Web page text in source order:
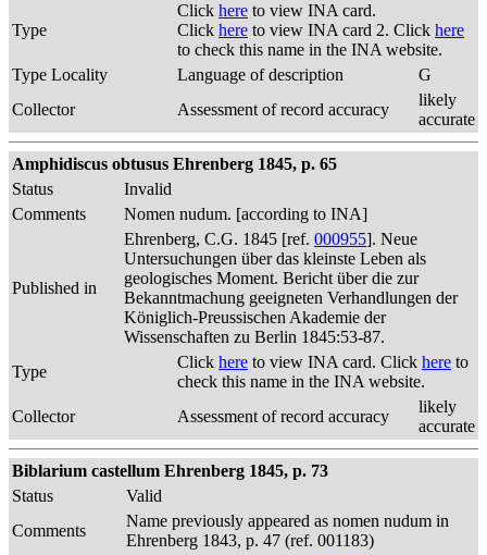
Type
Click here to view INA card.
Click here to view INA card 2. Click here
to check this name in the INA website.
Type Locality
Language of description
G
Collector
Assessment of record accuracy
likely
accurate
Amphidiscus obtusus Ehrenberg 1845, p. 65
Status
Invalid
Comments
Nomen nudum. [according to INA]
Published in
Ehrenberg, C.G. 1845 [ref. 000955]. Neue
Untersuchungen über das kleinste Leben als
geologisches Moment. Bericht über die zur
Bekanntmachung geeigneten Verhandlungen der
Königlich-Preussischen Akademie der
Wissenschaften zu Berlin 1845:53-87.
Type
Click here to view INA card. Click here to
check this name in the INA website.
Collector
Assessment of record accuracy
likely
accurate
Biblarium castellum Ehrenberg 1845, p. 73
Status
Valid
Comments
Name previously appeared as nomen nudum in
Ehrenberg 1843, p. 47 (ref. 001183)